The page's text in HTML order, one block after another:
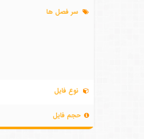
سر فصل ها
نوع فایل
حجم فایل